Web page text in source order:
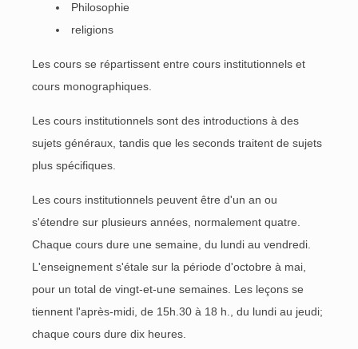
Philosophie
religions
Les cours se répartissent entre cours institutionnels et
cours monographiques.
Les cours institutionnels sont des introductions à des
sujets généraux, tandis que les seconds traitent de sujets
plus spécifiques.
Les cours institutionnels peuvent être d'un an ou
s'étendre sur plusieurs années, normalement quatre.
Chaque cours dure une semaine, du lundi au vendredi.
L'enseignement s'étale sur la période d'octobre à mai,
pour un total de vingt-et-une semaines. Les leçons se
tiennent l'après-midi, de 15h.30 à 18 h., du lundi au jeudi;
chaque cours dure dix heures.